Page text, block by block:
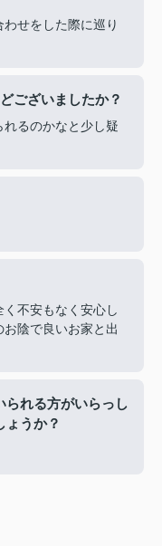
せをした際に巡り
ございましたか？
るのかなと少し疑
不安もなく安心し
陰で良いお家と出
れる方がいらっし
ょうか？